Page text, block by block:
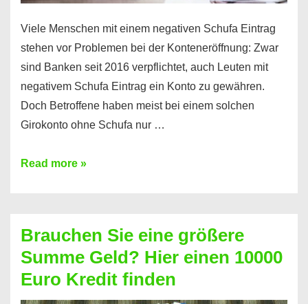
Viele Menschen mit einem negativen Schufa Eintrag
stehen vor Problemen bei der Konteneröffnung: Zwar
sind Banken seit 2016 verpflichtet, auch Leuten mit
negativem Schufa Eintrag ein Konto zu gewähren.
Doch Betroffene haben meist bei einem solchen
Girokonto ohne Schufa nur …
Günstiges
Geht
das
überhaupt?
Na
Read more »
Brauchen Sie eine größere
Summe Geld? Hier einen 10000
Euro Kredit finden